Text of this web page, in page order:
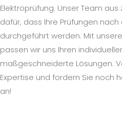
Elektroprüfung. Unser Team
dafür, dass Ihre Prüfungen
durchgeführt werden. Mit
passen wir uns Ihren
maßgeschneiderte Lösungen.
Expertise und fordern Sie noch
an!